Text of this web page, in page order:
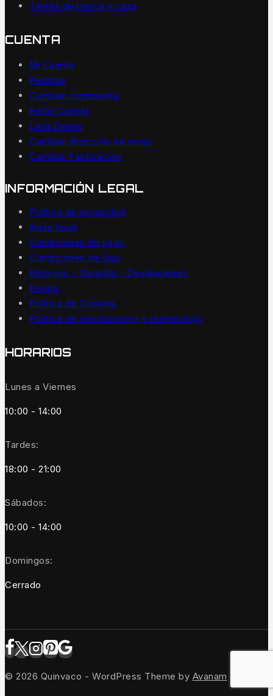
Tienda de pesca y caza
CUENTA
Mi Cuenta
Pedidos
Cambiar contraseña
Editar Cuenta
Lista Deseo
Cambiar dirección de envío
Cambiar Facturación
INFORMACIÓN LEGAL
Política de privacidad
Aviso legal
Condiciones de pago
Condiciones de Uso
Entregas – Garantía – Devoluciones
Envíos
Política de Cookies
Política de devoluciones y reembolsos
HORARIOS
Lunes a Viernes
10:00 - 14:00
Tardes:
18:00 - 21:00
Sábados:
10:00 - 14:00
Domingos:
Cerrado
© 2026 Quinvaco - WordPress Theme by Avanam